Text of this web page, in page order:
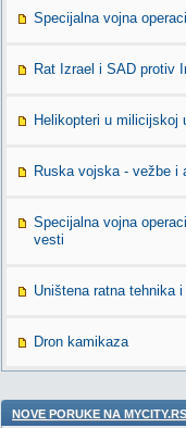
Specijalna vojna
Rat Izrael i SAD protiv
Helikopteri u milicijskoj
Ruska vojska - vežbe i
Specijalna vojna
vesti
Uništena ratna tehnika
Dron kamikaza
NOVE PORUKE NA MYCITY.RS